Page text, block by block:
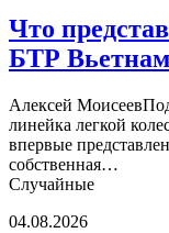
новые
БМП
и
Вьетнама
Что
БТР
Алексей
линейка легкой
впервые
собственная…
Случайные
Путь
04.08.2026